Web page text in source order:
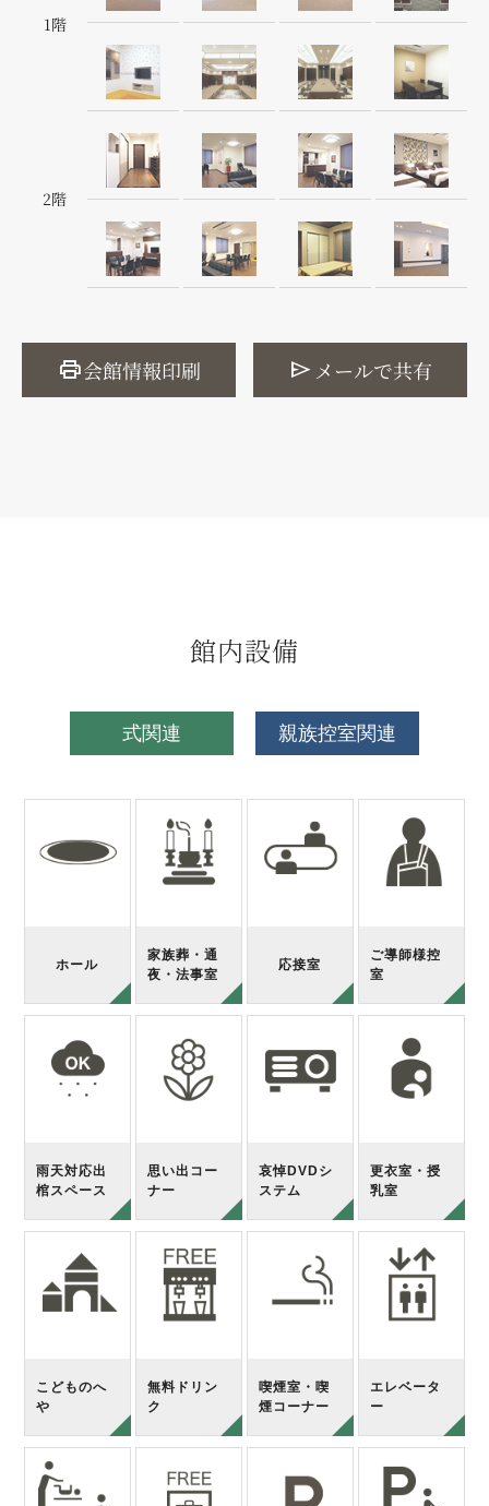
1階
2階
print会館情報印刷 send メールで共有
館内設備
式関連 親族控室関連
ホール
家族葬・通
夜・法事室
応接室
ご導師様控
室
雨天対応出
棺スペース
思い出コー
ナー
哀悼DVDシ
ステム
更衣室・授
乳室
こどものへ
や
無料ドリン
ク
喫煙室・喫
煙コーナー
エレベータ
ー